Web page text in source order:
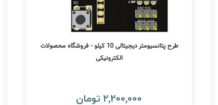
طرح پتانسیومتر دیجیتالی 10 کیلو - فروشگاه محصولات
الکترونیکی
2,200,000 تومان